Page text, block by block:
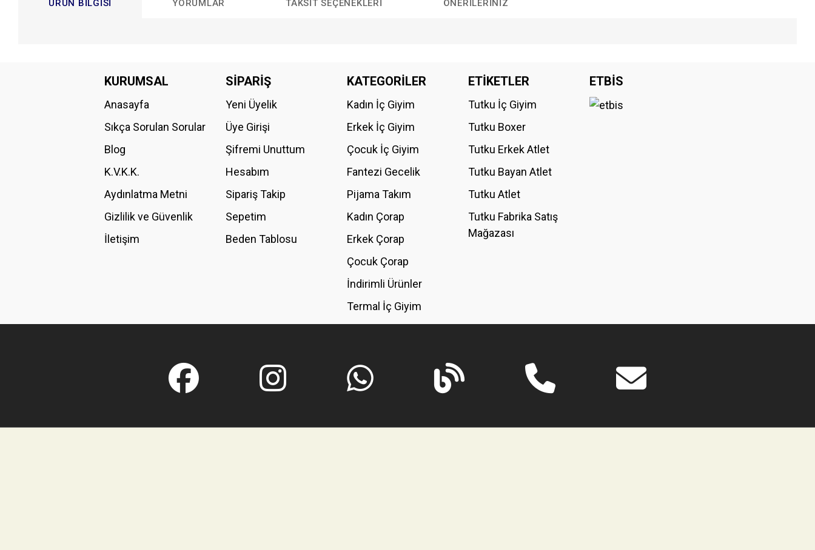
ÜRÜN BILGISI YORUMLAR TAKSIT SEÇENEKLERI ÖNERILERINIZ
Bu ürüne ilk yorumu siz yapın!
Ürün resmi kalitesiz, bozuk veya görüntülenemiyor.
Ürün fiyatı diğer sitelerden daha pahalı.
Bu ürüne benzer farklı alternatifler olmalı.
KURUMSAL
Anasayfa
Sıkça Sorulan Sorular
Blog
K.V.K.K.
Aydınlatma Metni
Gizlilik ve Güvenlik
İletişim
SİPARİŞ
Yeni Üyelik
Üye Girişi
Şifremi Unuttum
Hesabım
Sipariş Takip
Sepetim
Beden Tablosu
KATEGORİLER
Kadın İç Giyim
Erkek İç Giyim
Çocuk İç Giyim
Fantezi Gecelik
Pijama Takım
Kadın Çorap
Erkek Çorap
Çocuk Çorap
İndirimli Ürünler
Termal İç Giyim
ETİKETLER
Tutku İç Giyim
Tutku Boxer
Tutku Erkek Atlet
Tutku Bayan Atlet
Tutku Atlet
Tutku Fabrika Satış
Mağazası
ETBİS